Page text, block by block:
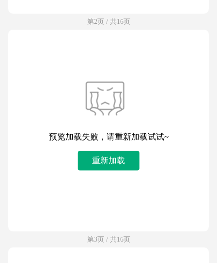
第2页 / 共16页
预览加载失败，请重新加载试试~
重新加载
第3页 / 共16页